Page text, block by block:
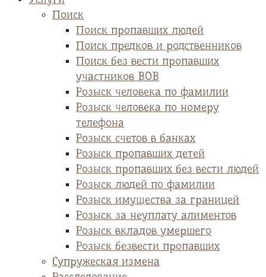
Поиск
Поиск пропавших людей
Поиск предков и родственников
Поиск без вести пропавших
участников ВОВ
Розыск человека по фамилии
Розыск человека по номеру
телефона
Розыск счетов в банках
Розыск пропавших детей
Розыск пропавших без вести людей
Розыск людей по фамилии
Розыск имущества за границей
Розыск за неуплату алиментов
Розыск вкладов умершего
Розыск безвести пропавших
Супружеская измена